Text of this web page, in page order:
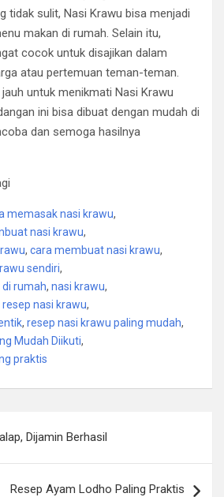
tidak sulit, Nasi Krawu bisa menjadi
makan di rumah. Selain itu,
cocok untuk disajikan dalam
atau pertemuan teman-teman.
untuk menikmati Nasi Krawu
ini bisa dibuat dengan mudah di
dan semoga hasilnya
memasak nasi krawu,
nasi krawu,
, cara membuat nasi krawu,
sendiri,
rumah, nasi krawu,
resep nasi krawu,
, resep nasi krawu paling mudah,
Mudah Diikuti,
praktis
Dijamin Berhasil
Resep Ayam Lodho Paling Praktis